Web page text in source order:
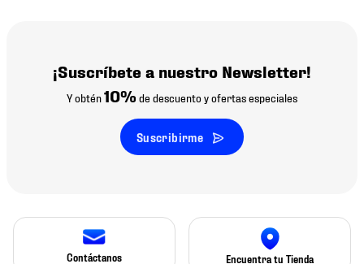
¡Suscríbete a nuestro Newsletter!
Y obtén10% de descuento y ofertas especiales
Suscribirme
Contáctanos Encuentra tu Tienda